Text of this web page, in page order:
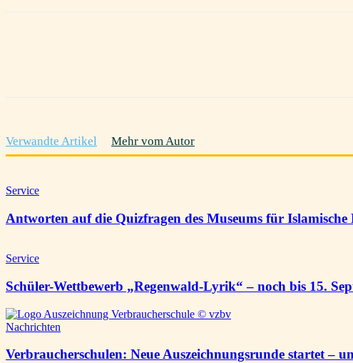
Verwandte Artikel Mehr vom Autor
Service
Antworten auf die Quizfragen des Museums für Islamische
Service
Schüler-Wettbewerb „Regenwald-Lyrik“ – noch bis 15.
Nachrichten
Verbraucherschulen: Neue Auszeichnungsrunde startet –